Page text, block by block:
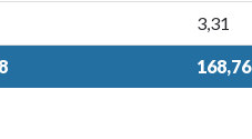
3,31
168,76